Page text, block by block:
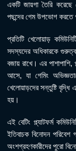
একটি জায়গা তৈরি করেছে
পছন্দের গেম উপভোগ করতে
প্রতিটি খেলোয়াড়
সদস্যদের অধিকারকে গুরুত্ব
বজায় রাখে। এর পাশাপাশি,
আসে, যা গেমিং
খেলোয়াড়দের সন্তুষ্টি বৃদ্ধি
হয়।
এই বেটিং প্ল্যাটফর্ম
ইতিবাচক বিনোদন
অংশগ্রহণকারীদের পুরো